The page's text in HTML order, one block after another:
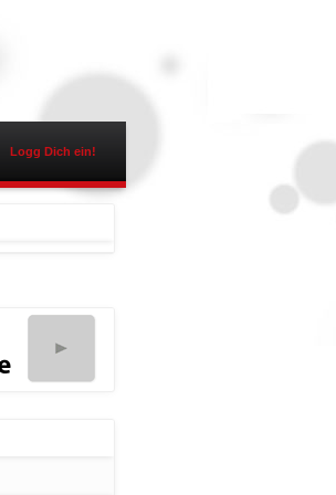
Logg Dich ein!